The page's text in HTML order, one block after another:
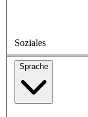
Soziales
Sprache